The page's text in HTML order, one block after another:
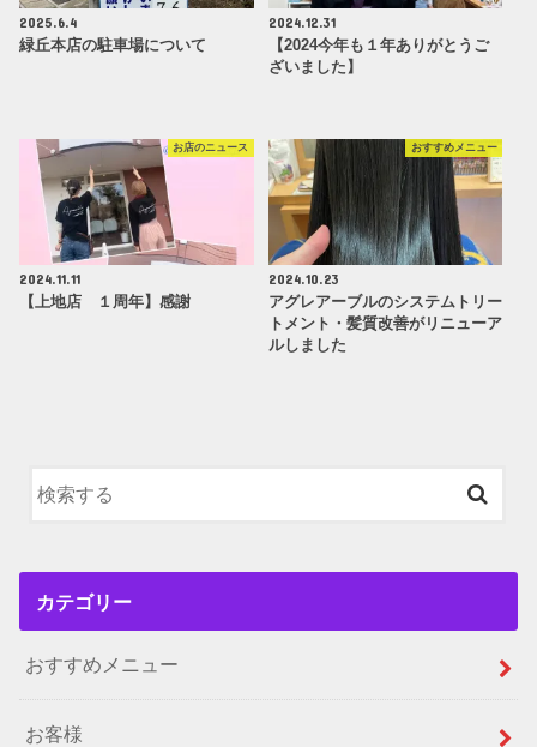
2025.6.4
緑丘本店の駐車場について
2024.12.31
【2024今年も１年ありがとうご
ざいました】
お店のニュース
2024.11.11
【上地店 １周年】感謝
おすすめメニュー
2024.10.23
アグレアーブルのシステムトリー
トメント・髪質改善がリニューア
ルしました
カテゴリー
おすすめメニュー
お客様